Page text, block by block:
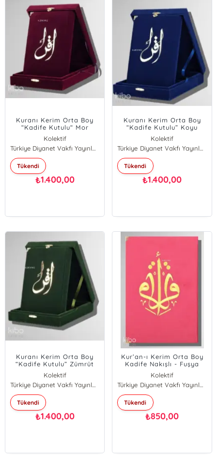
Kuranı Kerim Orta Boy
“Kadife Kutulu“ Mor
Kolektif
Türkiye Diyanet Vakfı Yayınları
Tükendi
₺1.400,00
Kuranı Kerim Orta Boy
“Kadife Kutulu” Koyu
Mavi
Kolektif
Türkiye Diyanet Vakfı Yayınları
Tükendi
₺1.400,00
Kuranı Kerim Orta Boy
“Kadife Kutulu” Zümrüt
Kolektif
Türkiye Diyanet Vakfı Yayınları
Tükendi
₺1.400,00
Kur’an-ı Kerim Orta Boy
Kadife Nakışlı - Fuşya
Kolektif
Türkiye Diyanet Vakfı Yayınları
Tükendi
₺850,00